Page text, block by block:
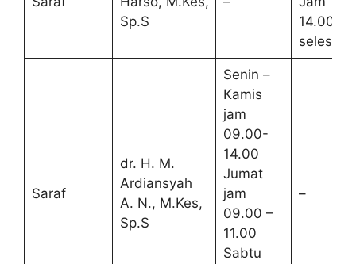
Sp.S
14.00 –
selesai
Saraf
dr. H. M.
Ardiansyah
A. N., M.Kes,
Sp.S
Senin –
Kamis
jam
09.00-
14.00
Jumat
jam
09.00 –
11.00
Sabtu
–